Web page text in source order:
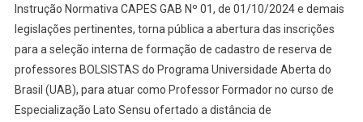
Instrução Normativa CAPES GAB Nº 01, de 01/10/2024 e demais
legislações pertinentes, torna pública a abertura das inscrições
para a seleção interna de formação de cadastro de reserva de
professores BOLSISTAS do Programa Universidade Aberta do
Brasil (UAB), para atuar como Professor Formador no curso de
Especialização Lato Sensu ofertado a distância de